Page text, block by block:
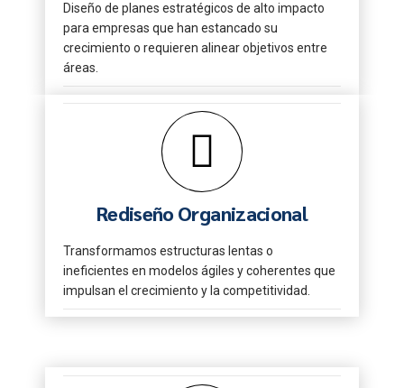
Diseño de planes estratégicos de alto impacto
para empresas que han estancado su
crecimiento o requieren alinear objetivos entre
áreas.
Rediseño Organizacional
Transformamos estructuras lentas o
ineficientes en modelos ágiles y coherentes que
impulsan el crecimiento y la competitividad.